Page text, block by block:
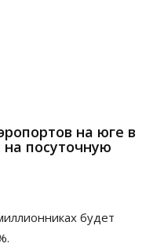
на юге в
посуточную
будет